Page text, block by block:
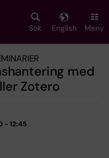
Sök English Meny
med
Zotero
- 12:45